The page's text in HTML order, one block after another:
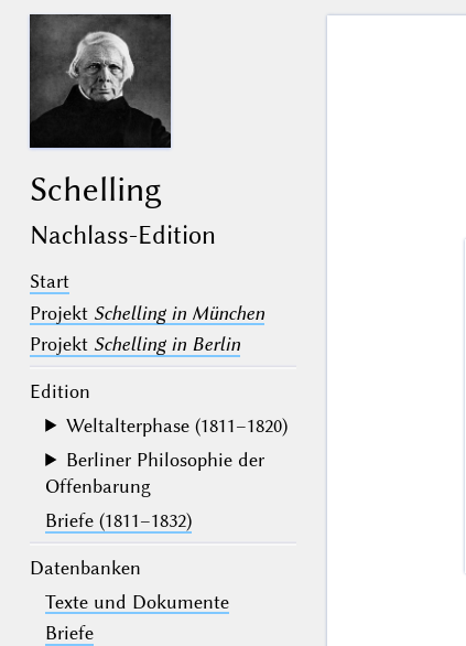
Schelling
Nachlass-Edition
Start
Projekt Schelling in München
Projekt Schelling in Berlin
Edition
Weltalterphase (1811–1820)
Berliner Philosophie der
Offenbarung
Briefe (1811–1832)
Datenbanken
Texte und Dokumente
Briefe